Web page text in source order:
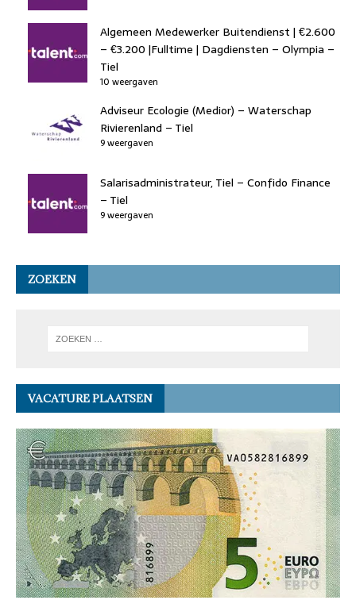
Algemeen Medewerker Buitendienst | €2.600
– €3.200 |Fulltime | Dagdiensten – Olympia –
Tiel
10 weergaven
Adviseur Ecologie (Medior) – Waterschap
Rivierenland – Tiel
9 weergaven
Salarisadministrateur, Tiel – Confido Finance
– Tiel
9 weergaven
ZOEKEN
VACATURE PLAATSEN